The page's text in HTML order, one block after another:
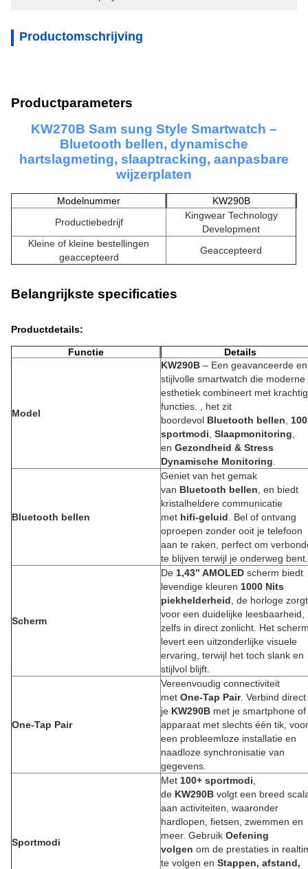
Productomschrijving
Productparameters
KW270B Sam sung Style Smartwatch –
Bluetooth bellen, dynamische
hartslagmeting, slaaptracking, aanpasbare
wijzerplaten
Modelnummer
KW290B
Productiebedrijf
Kingwear Technology
Development
Kleine of kleine bestellingen
geaccepteerd
Geaccepteerd
Belangrijkste specificaties
Productdetails:
Functie Details
Model
KW290B – Een geavanceerde en
stijlvolle smartwatch die moderne
esthetiek combineert met
functies. , het zit
boordevol Bluetooth bellen
sportmodi Slaapmonitoring
en Gezondheid & Stress
Dynamische Monitoring
Bluetooth bellen
Geniet van het gemak
van Bluetooth bellen , en biedt
kristalheldere communicatie
met hifi-geluid . Bel of ontvang
oproepen zonder ooit je telefoon
aan te raken, perfect om
te blijven terwijl je onderweg bent.
Scherm
De 1,43” AMOLED scherm biedt
levendige kleuren 1000 Nits
piekhelderheid , de horloge zorgt
voor een duidelijke leesbaarheid,
zelfs in direct zonlicht. Het
levert een uitzonderlijke visuele
ervaring, terwijl het toch slank en
stijlvol blijft.
One-Tap Pair
Vereenvoudig connectiviteit
met One-Tap Pair. Verbind direct
je KW290B met je smartphone of
apparaat met slechts één tik, voor
een probleemloze installatie en
naadloze synchronisatie van
gegevens.
Sportmodi
Met 100+ sportmodi
de KW290B volgt een breed
aan activiteiten, waaronder
hardlopen, fietsen, zwemmen en
meer. Gebruik Oefening
volgen om de prestaties in
te volgen en Stappen, afstand,